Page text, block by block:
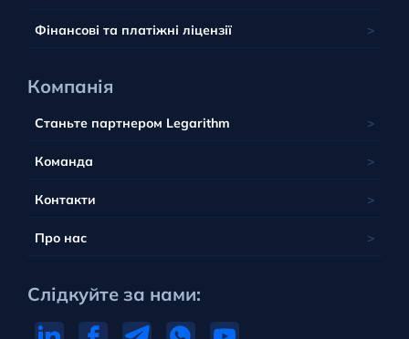
Фінансові та платіжні ліцензії
Компанія
Станьте партнером Legarithm
Команда
Контакти
Про нас
Слідкуйте за нами: